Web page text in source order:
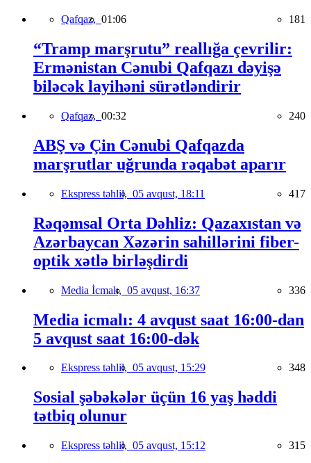
Qafqaz, 01:06 181
“Tramp marşrutu” reallığa çevrilir:
Ermənistan Cənubi Qafqazı dəyişə
biləcək layihəni sürətləndirir
Qafqaz, 00:32 240
ABŞ və Çin Cənubi Qafqazda
marşrutlar uğrunda rəqabət aparır
Ekspress təhlil, 05 avqust, 18:11 417
Rəqəmsal Orta Dəhliz: Qazaxıstan və
Azərbaycan Xəzərin sahillərini fiber-
optik xətlə birləşdirdi
Media İcmalı, 05 avqust, 16:37 336
Media icmalı: 4 avqust saat 16:00-dan
5 avqust saat 16:00-dək
Ekspress təhlil, 05 avqust, 15:29 348
Sosial şəbəkələr üçün 16 yaş həddi
tətbiq olunur
Ekspress təhlil, 05 avqust, 15:12 315